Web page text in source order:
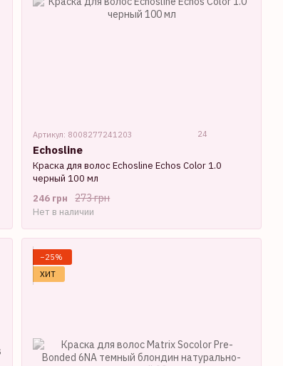
Артикул: 8008277241203 24
Echosline
Краска для волос Echosline Echos Color 1.0
черный 100 мл
273 грн
246 грн
Нет в наличии
−25%
ХИТ